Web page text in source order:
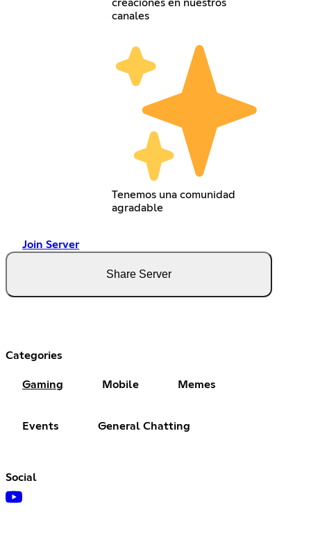
creaciones en nuestros
canales
Tenemos una comunidad
agradable
Join Server
Share Server
Categories
Gaming Mobile Memes
Events General Chatting
Social